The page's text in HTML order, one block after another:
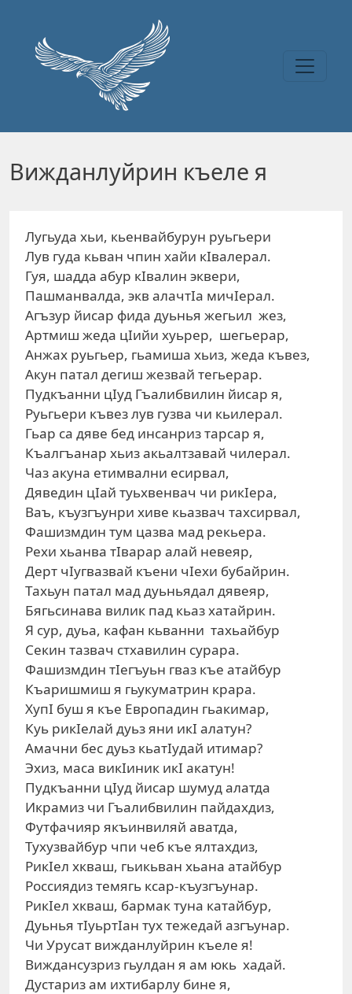
Вижданлуйрин къеле я
Лугьуда хьи, кьенвайбурун руьгьери
Лув гуда кьван чпин хайи кIвалерал.
Гуя, шадда абур кIвалин эквери,
Пашманвалда, экв алачтIа мичIерал.
Агъзур йисар фида дуьнья жегьил жез,
Артмиш жеда цIийи хуьрер, шегьерар,
Анжах руьгьер, гьамиша хьиз, жеда къвез,
Акун патал дегиш жезвай тегьерар.
Пудкъанни цIуд Гъалибвилин йисар я,
Руьгьери къвез лув гузва чи кьилерал.
Гьар са дяве бед инсанриз тарсар я,
Къалгъанар хьиз акьалтзавай чилерал.
Чаз акуна етимвални есирвал,
Дяведин цIай туьхвенвач чи рикIера,
Ваъ, къузгъунри хиве кьазвач тахсирвал,
Фашизмдин тум цазва мад рекьера.
Рехи хьанва тIварар алай невеяр,
Дерт чIугвазвай къени чIехи бубайрин.
Тахьун патал мад дуьньядал дявеяр,
Бягьсинава вилик пад кьаз хатайрин.
Я сур, дуьа, кафан кьванни тахьайбур
Секин тазвач стхавилин сурара.
Фашизмдин тIегъуьн гваз къе атайбур
Къаришмиш я гьукуматрин крара.
ХупI буш я къе Европадин гьакимар,
Куь рикIелай дуьз яни икI алатун?
Амачни бес дуьз кьатIудай итимар?
Эхиз, маса викIиник икI акатун!
Пудкъанни цIуд йисар шумуд алатда
Икрамиз чи Гъалибвилин пайдахдиз,
Футфачияр якъинвиляй аватда,
Тухузвайбур чпи чеб къе ялтахдиз,
РикIел хкваш, гьикьван хьана атайбур
Россиядиз темягь ксар-къузгъунар.
РикIел хкваш, бармак туна катайбур,
Дуьнья тIуьртIан тух тежедай азгъунар.
Чи Урусат вижданлуйрин къеле я!
Виждансузриз гьулдан я ам юкь хадай.
Дустариз ам ихтибарлу бине я,